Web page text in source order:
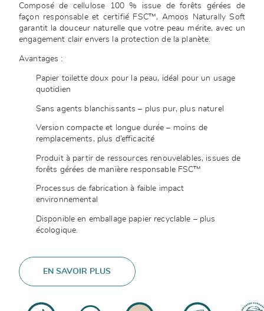
Composé de cellulose 100 % issue de forêts gérées de
façon responsable et certifié FSC™, Amoos Naturally Soft
garantit la douceur naturelle que votre peau mérite, avec un
engagement clair envers la protection de la planète.
Avantages :
Papier toilette doux pour la peau, idéal pour un usage
quotidien
Sans agents blanchissants – plus pur, plus naturel
Version compacte et longue durée – moins de
remplacements, plus d’efficacité
Produit à partir de ressources renouvelables, issues de
forêts gérées de manière responsable FSC™
Processus de fabrication à faible impact
environnemental
Disponible en emballage papier recyclable – plus
écologique.
EN SAVOIR PLUS